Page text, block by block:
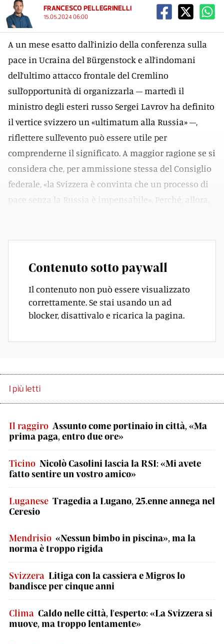
FRANCESCO PELLEGRINELLI
15.05.2024 06:00
A un mese esatto dall’inizio della conferenza sulla
pace in Ucraina del Bürgenstock e all’indomani
dell’ultimo attacco frontale del Cremlino
sull’opportunità di organizzarla – martedì il
ministro degli esteri russo Sergei Lavrov ha definito
il vertice svizzero un «ultimatum alla Russia» –,
riflettere sull’evento può essere utile per
comprenderne il significato. A maggior ragione se si
considera che, per ammissione stessa del Consiglio
federale, «la Svizzera è convinta che un processo di
pace senza la Russia è impensabile». Perché, allora,
Contenuto sotto paywall
Il contenuto non può essere visualizzato
correttamente. Se stai usando un ad
blocker, disattivalo e ricarica la pagina.
I più letti
Il raggiro Assunto come portinaio in città, «Ma
prima paga, entro due ore»
Ticino Nicolò Casolini lascia la RSI: «Mi avete
fatto sentire un vostro amico»
Luganese Tragedia a Lugano, 25.enne annega nel
Ceresio
Mendrisio «Nessun bimbo in piscina», ma la
norma è troppo rigida
Svizzera Litiga con la cassiera e Migros lo
bandisce per cinque anni
Clima Caldo nelle città, l'esperto: «La Svizzera si
muove, ma troppo lentamente»